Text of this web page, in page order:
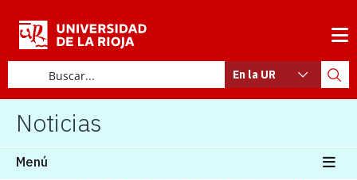
En la UR
Noticias
Menú